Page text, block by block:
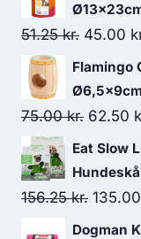
51.25kr. Den
pris
var:
51.25
45.00
Flamingo
Ø6,5x9cm
75.00kr. Den
pris
var:
75.00
62.50
Eat Slow
156.25kr. Den
135.00
Dogman